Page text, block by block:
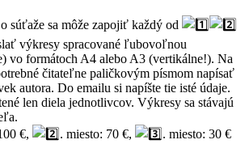
súťaže sa môže zapojiť každý od
výkresy spracované ľubovoľnou
vo formátoch A4 alebo A3 (vertikálne!). Na
čitateľne paličkovým písmom napísať
autora. Do emailu si napíšte tie isté údaje.
len diela jednotlivcov. Výkresy sa stávajú
€, . miesto: 70 €,
. miesto: 30 €